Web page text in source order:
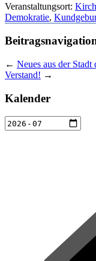
Veranstaltungsort:
Demokratie,
← Neues aus der Stadt
Verstand! →
Kalender